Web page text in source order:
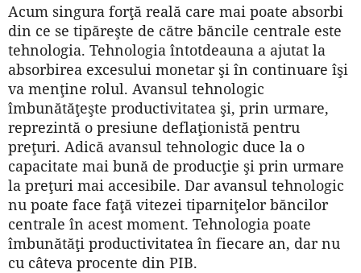
Acum singura forţă reală care mai poate absorbi
din ce se tipăreşte de către băncile centrale este
tehnologia. Tehnologia întotdeauna a ajutat la
absorbirea excesului monetar şi în continuare îşi
va menţine rolul. Avansul tehnologic
îmbunătăţeşte productivitatea şi, prin urmare,
reprezintă o presiune deflaţionistă pentru
preţuri. Adică avansul tehnologic duce la o
capacitate mai bună de producţie şi prin urmare
la preţuri mai accesibile. Dar avansul tehnologic
nu poate face faţă vitezei tiparniţelor băncilor
centrale în acest moment. Tehnologia poate
îmbunătăţi productivitatea în fiecare an, dar nu
cu câteva procente din PIB.